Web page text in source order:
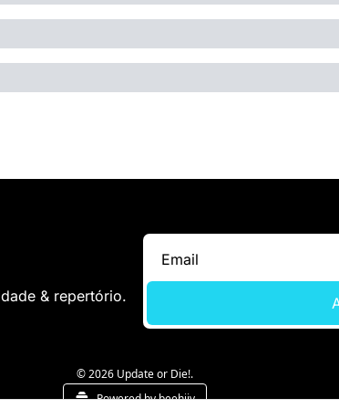
& repertório.
© 2026 Update or Die!.
Powered by beehiiv